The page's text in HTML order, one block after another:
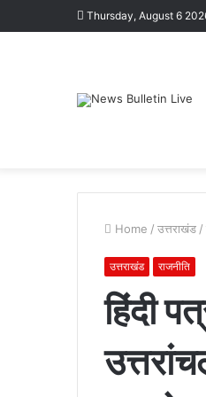
Thursday, August 6
Home / उत्तराखंड /
उत्तराखंड राजनीति
हिंदी
क्षेत्र
में
हुए